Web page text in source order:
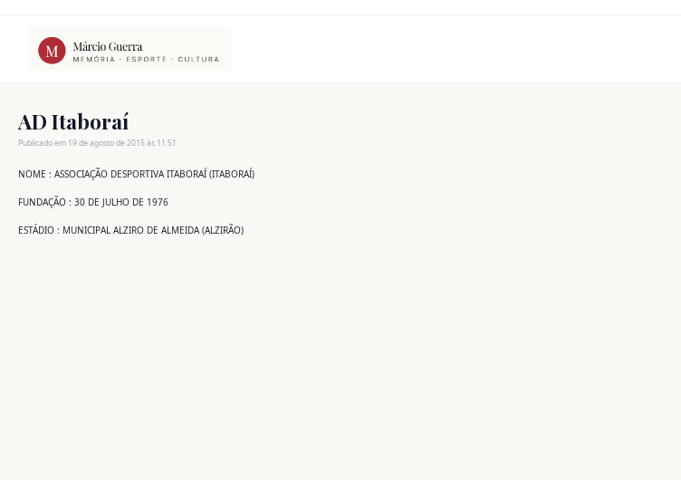
conteúdo
AD Itaboraí
Publicado em 19 de agosto de 2015 às 11:51
NOME : ASSOCIAÇÃO DESPORTIVA ITABORAÍ (ITABORAÍ)
FUNDAÇÃO : 30 DE JULHO DE 1976
ESTÁDIO : MUNICIPAL ALZIRO DE ALMEIDA (ALZIRÃO)